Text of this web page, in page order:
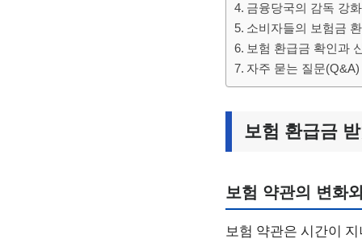
금융당국의 감독 강
소비자들의 보험금
보험 환급금 확인과
자주 묻는 질문(Q&A)
보험 환급금
보험 약관의 변화
보험 약관은 시간이